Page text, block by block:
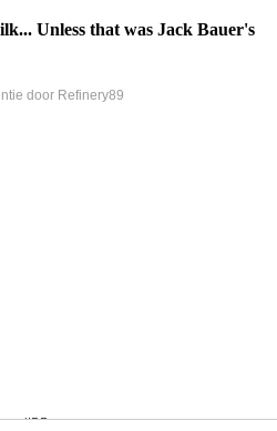
Unless that was Jack Bauer's
door Refinery89
#23